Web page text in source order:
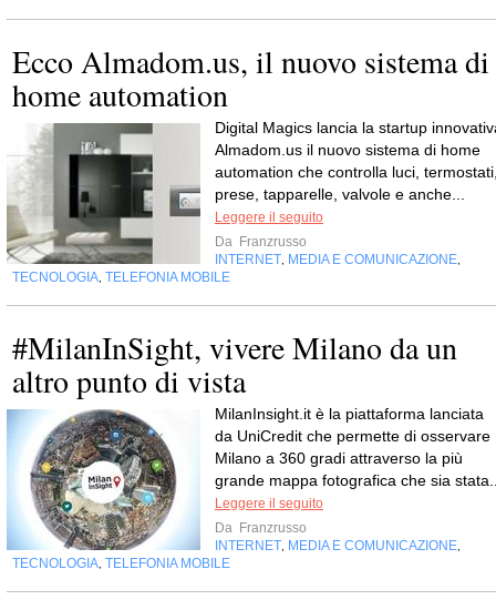
Ecco Almadom.us, il nuovo sistema di
home automation
Digital Magics lancia la startup
Almadom.us il nuovo sistema di home
automation che controlla luci,
prese, tapparelle, valvole e anche...
Leggere il seguito
Da Franzrusso
INTERNET MEDIA E COMUNICAZIONE
TECNOLOGIA TELEFONIA MOBILE
#MilanInSight, vivere Milano da un
altro punto di vista
MilanInsight.it è la piattaforma lanciata
da UniCredit che permette di osservare
Milano a 360 gradi attraverso la più
grande mappa fotografica che sia
Leggere il seguito
Da Franzrusso
INTERNET MEDIA E COMUNICAZIONE
TECNOLOGIA TELEFONIA MOBILE